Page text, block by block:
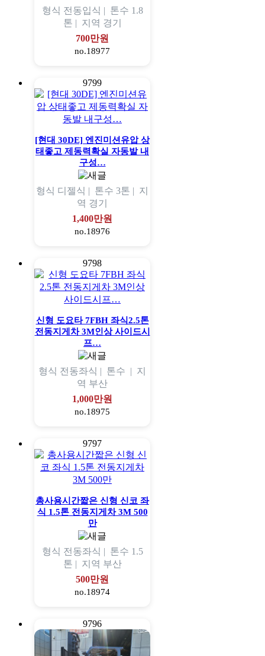
형식 전동입식 | 톤수 1.8
톤 | 지역 경기
700만원
no.18977
9799
[현대 30DE] 엔진미션유압 상
태좋고 제동력확실 자동발 내
구성…
형식 디젤식 | 톤수 3톤 | 지
역 경기
1,400만원
no.18976
9798
신형 도요타 7FBH 좌식2.5톤
전동지게차 3M인상 사이드시
프…
형식 전동좌식 | 톤수 | 지
역 부산
1,000만원
no.18975
9797
총사용시간짧은 신형 신코 좌
식 1.5톤 전동지게차 3M 500
만
형식 전동좌식 | 톤수 1.5
톤 | 지역 부산
500만원
no.18974
9796